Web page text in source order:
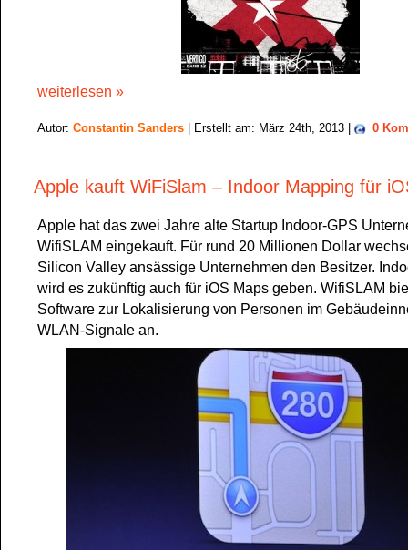
weiterlesen »
Autor: Constantin Sanders | Erstellt am: März 24th, 2013 | 0
Apple kauft WiFiSlam – Indoor Mapping für
Apple hat das zwei Jahre alte Startup Indoor-GPS
WifiSLAM eingekauft. Für rund 20 Millionen Dollar
Silicon Valley ansässige Unternehmen den Besitzer.
wird es zukünftig auch für iOS Maps geben. WifiSLAM
Software zur Lokalisierung von Personen im
WLAN-Signale an.